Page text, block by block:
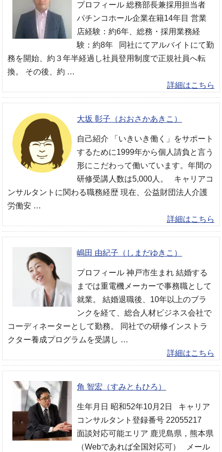
プロフィール 総務部長兼採用担当者
パチンコホール企業在籍14年目 営業
店経験：約6年、総務・採用業務経
験：約8年 同社にてアルバイトにて勤
務を開始、約３年半経過し社員登用制度で正規社員へ転
換。 その後、約 …
詳細はこちら
大坂 彰子（おおさかあきこ）
自己紹介 「いきいき働く」をサポート
するために1999年から個人請負と言う
形にこだわって働いています。年間の
研修受講人数は5,000人。 キャリアコ
ンサルタントに関わる職務経歴 現在、公益財団法人介護
労働安 …
詳細はこちら
嶋田 由紀子（しまだゆきこ）
プロフィール 神戸市生まれ 結婚する
までは重電機メーカーで事務職として
就業。 結婚退職後、10年以上のブラ
ンクを経て、総合人材ビジネス会社で
コーディネーターとして勤務。 同社での研修インストラ
クター養成プログラムを受講し …
詳細はこちら
角 智宏（すみともひろ）
生年月日 昭和52年10月2日 キャリア
コンサルタント登録番号 22055217
面談対応可能エリア 鹿児島県，熊本県
（Webであれば全国対応可） メール